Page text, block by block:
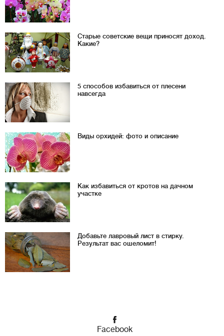
Старые советские вещи приносят доход.
Какие?
5 способов избавиться от плесени
навсегда
Виды орхидей: фото и описание
Как избавиться от кротов на дачном
участке
Добавьте лавровый лист в стирку.
Результат вас ошеломит!
Facebook